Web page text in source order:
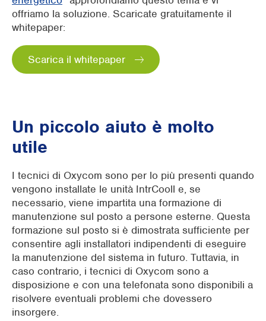
offriamo la soluzione. Scaricate gratuitamente il
whitepaper:
Scarica il whitepaper
Un piccolo aiuto è molto
utile
I tecnici di Oxycom sono per lo più presenti quando
vengono installate le unità IntrCooll e, se
necessario, viene impartita una formazione di
manutenzione sul posto a persone esterne. Questa
formazione sul posto si è dimostrata sufficiente per
consentire agli installatori indipendenti di eseguire
la manutenzione del sistema in futuro. Tuttavia, in
caso contrario, i tecnici di Oxycom sono a
disposizione e con una telefonata sono disponibili a
risolvere eventuali problemi che dovessero
insorgere.